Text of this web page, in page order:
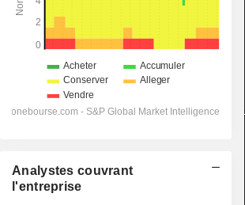
Analystes couvrant
l'entreprise